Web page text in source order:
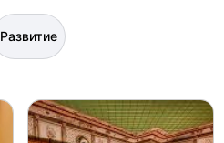
Развитие